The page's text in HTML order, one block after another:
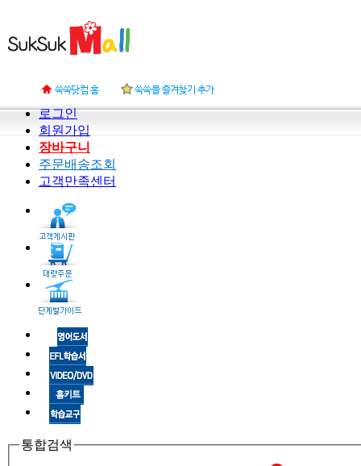
로그인
회원가입
장바구니
주문배송조회
고객만족센터
통합검색